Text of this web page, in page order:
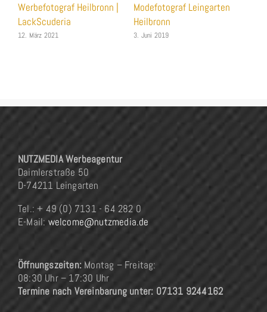
Werbefotograf Heilbronn |
LackScuderia
12. März 2021
Modefotograf Leingarten
Heilbronn
3. Juni 2019
NUTZMEDIA Werbeagentur
Daimlerstraße 50
D-74211 Leingarten
Tel.: + 49 (0) 7131 - 64 282 0
E-Mail: welcome@nutzmedia.de
Öffnungszeiten: Montag – Freitag:
08:30 Uhr – 17:30 Uhr
Termine nach Vereinbarung unter: 07131 9244162